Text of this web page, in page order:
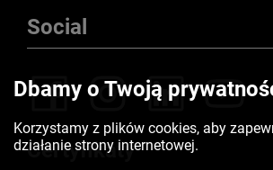
Social
Certyfikaty
Dbamy o Twoją
Korzystamy z plików cookies, aby
działanie strony internetowej.